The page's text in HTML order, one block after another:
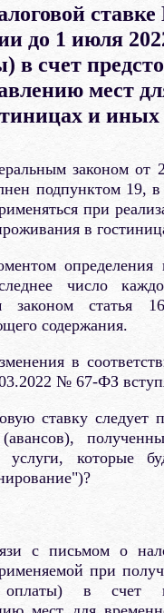
до 1 июля
в счет
мест
и
законом
подпунктом 19, в
при
в
определения
число
законом
содержания.
в
№ 67-ФЗ
ставку
услуги, которые
с письмом о
при
оплаты) в счет